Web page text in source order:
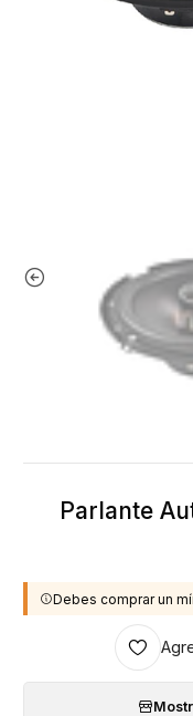
Parlante
Debes comprar un